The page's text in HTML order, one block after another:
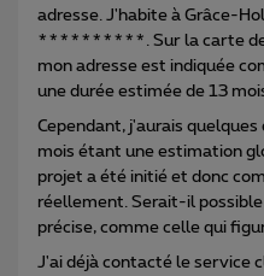
adresse. J'habite à Grâce-
**********. Sur la carte de
mon adresse est indiquée
une durée estimée de 13
Cependant, j'aurais
mois étant une estimation
projet a été initié et donc
réellement. Serait-il
précise, comme celle qui
J'ai déjà contacté le service